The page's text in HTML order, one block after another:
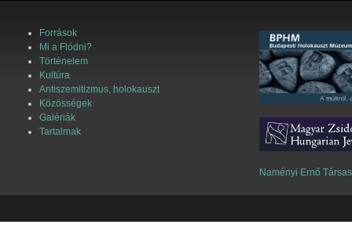
Források
Mi a Flódni?
Történelem
Kultúra
Antiszemitizmus, holokauszt
Közösségek
Galériák
Tartalmak
Naményi Ernő